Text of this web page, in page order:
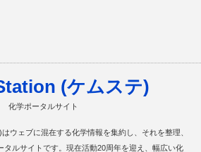
(ケムステ)
化学ポータルサイト
ウェブに混在する化学情報を集約し、それを整理、
タルサイトです。現在活動20周年を迎え、幅広い化